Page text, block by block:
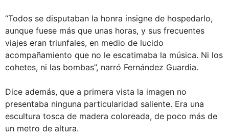
“Todos se disputaban la honra insigne de hospedarlo,
aunque fuese más que unas horas, y sus frecuentes
viajes eran triunfales, en medio de lucido
acompañamiento que no le escatimaba la música. Ni los
cohetes, ni las bombas”, narró Fernández Guardia.
Dice además, que a primera vista la imagen no
presentaba ninguna particularidad saliente. Era una
escultura tosca de madera coloreada, de poco más de
un metro de altura.